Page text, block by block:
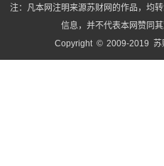
注：凡本网注明来源苏财网的作品，均
信息，并不代表本网赞同
Copyright © 2009-2019 苏